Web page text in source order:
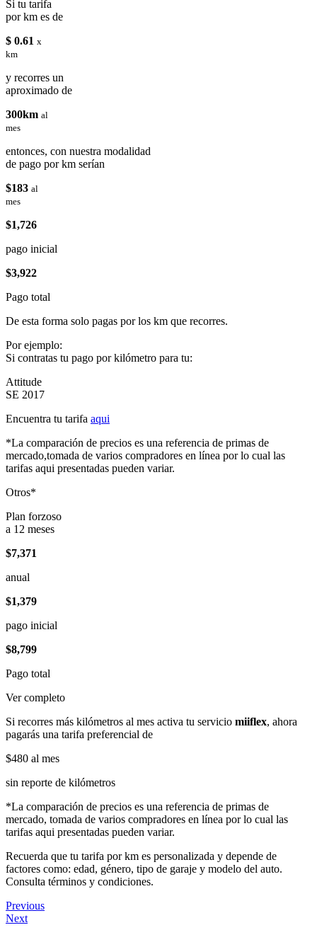
Si tu tarifa
por km es de
$ 0.61 x
km
y recorres un
aproximado de
300km al
mes
entonces, con nuestra modalidad
de pago por km serían
$183 al
mes
$1,726
pago inicial
$3,922
Pago total
De esta forma solo pagas por los km que recorres.
Por ejemplo:
Si contratas tu pago por kilómetro para tu:
Attitude
SE 2017
Encuentra tu tarifa aqui
*La comparación de precios es una referencia de primas de
mercado,tomada de varios compradores en línea por lo cual las
tarifas aqui presentadas pueden variar.
Otros*
Plan forzoso
a 12 meses
$7,371
anual
$1,379
pago inicial
$8,799
Pago total
Ver completo
Si recorres más kilómetros al mes activa tu servicio miiflex, ahora
pagarás una tarifa preferencial de
$480 al mes
sin reporte de kilómetros
*La comparación de precios es una referencia de primas de
mercado, tomada de varios compradores en línea por lo cual las
tarifas aqui presentadas pueden variar.
Recuerda que tu tarifa por km es personalizada y depende de
factores como: edad, género, tipo de garaje y modelo del auto.
Consulta términos y condiciones.
Previous
Next